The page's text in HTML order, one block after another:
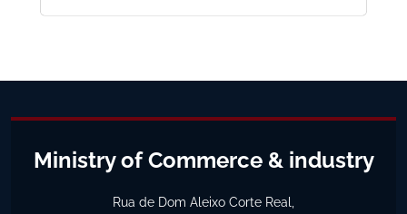
Ministry of Commerce & industry
Rua de Dom Aleixo Corte Real,